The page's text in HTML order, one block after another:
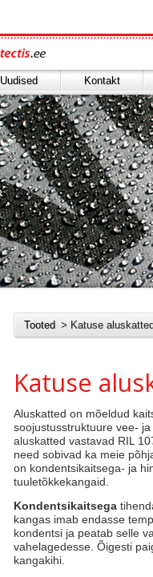
Uudised Kontakt
Tooted > Katuse
Katuse
Aluskatted on mõeldud
soojustusstruktuure vee-
aluskatted vastavad RIL
need sobivad ka meie
on kondentsikaitsega- ja
tuuletõkkekangaid.
Kondentsikaitsega
kangas imab endasse
kondentsi ja peatab selle
vahelagedesse. Õigesti
kangakihi.